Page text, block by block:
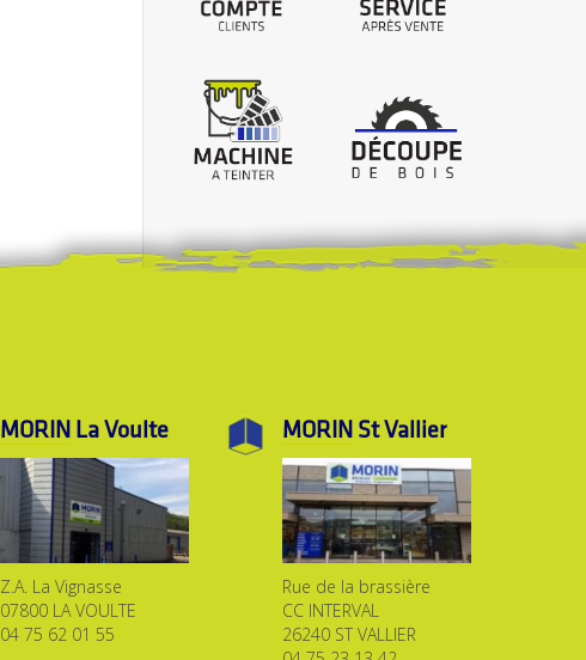
MORINLa Voulte
Z.A. La Vignasse
07800 LA VOULTE
04 75 62 01 55
MORINSt Vallier
Rue de la brassière
CC INTERVAL
26240 ST VALLIER